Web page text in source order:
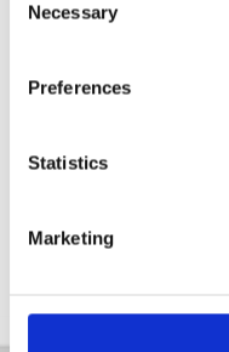
Selection
Necessary
Preferences
Statistics
Marketing